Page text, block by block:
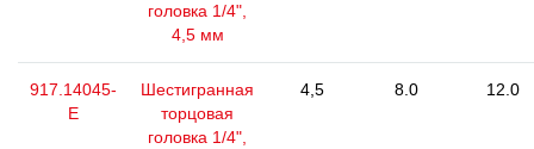
головка 1/4",
4,5 мм
917.14045-
E
Шестигранная
торцовая
головка 1/4",
4,5 8.0 12.0